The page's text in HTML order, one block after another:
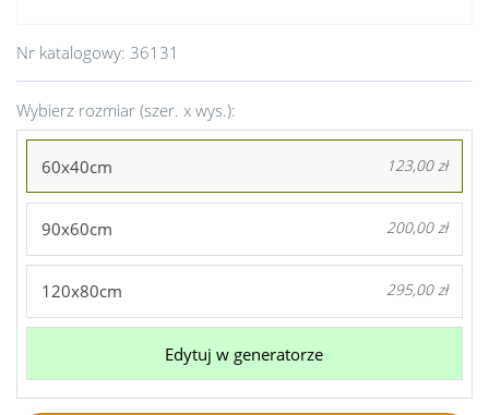
Nr katalogowy: 36131
Wybierz rozmiar (szer. x wys.):
60x40cm 123,00 zł
90x60cm 200,00 zł
120x80cm 295,00 zł
Edytuj w generatorze